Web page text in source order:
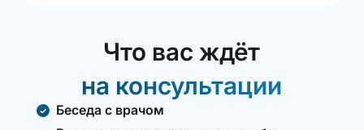
Что вас ждёт
на консультации
Беседа с врачом